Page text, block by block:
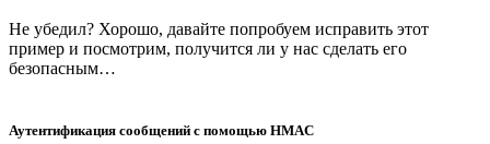
Не убедил? Хорошо, давайте попробуем исправить этот
пример и посмотрим, получится ли у нас сделать его
безопасным…
Аутентификация сообщений с помощью HMAC